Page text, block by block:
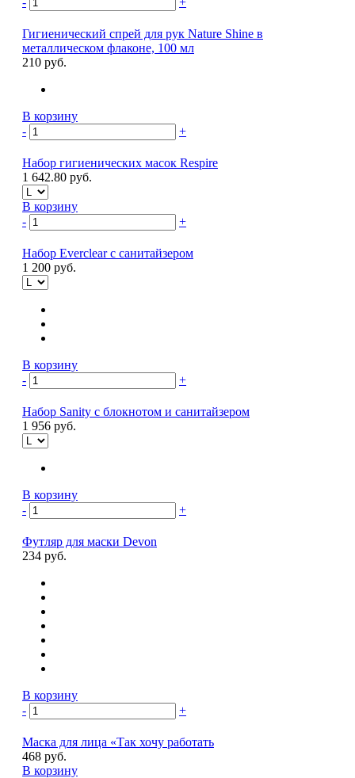
Гигиенический спрей для рук Nature Shine в
металлическом флаконе, 100 мл
210 руб.
В корзину
-
+
Набор гигиенических масок Respire
1 642.80 руб.
В корзину
-
+
Набор Everclear с санитайзером
1 200 руб.
В корзину
-
+
Набор Sanity с блокнотом и санитайзером
1 956 руб.
В корзину
-
+
Футляр для маски Devon
234 руб.
В корзину
-
+
Маска для лица «Так хочу работать
468 руб.
В корзину